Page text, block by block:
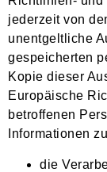
jederzeit von
unentgeltliche
gespeicherten
Kopie dieser
Europäische
betroffenen
Informationen
die